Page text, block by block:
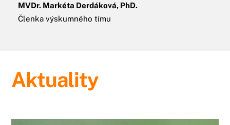
MVDr. Markéta Derdáková, PhD.
Členka výskumného tímu
Aktuality